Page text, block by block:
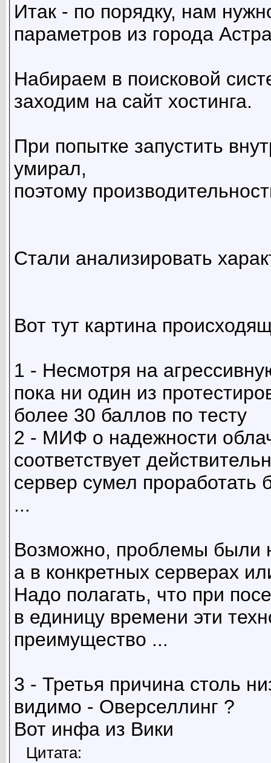
Итак - по порядку, нам
параметров из города
Набираем в поисковой
заходим на сайт хостинга.
При попытке запустить
умирал,
поэтому
Стали анализировать
Вот тут картина
1 - Несмотря на
пока ни один из
более 30 баллов по тесту
2 - МИФ о надежности
соответствует
сервер сумел проработать
...
Возможно, проблемы были
а в конкретных серверах
Надо полагать, что при
в единицу времени эти
преимущество ...
3 - Третья причина столь
видимо - Оверселлинг ?
Вот инфа из Вики
Цитата: